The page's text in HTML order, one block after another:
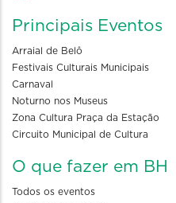
Principais Eventos
Arraial de Belô
Festivais Culturais Municipais
Carnaval
Noturno nos Museus
Zona Cultura Praça da Estação
Circuito Municipal de Cultura
O que fazer em BH
Todos os eventos